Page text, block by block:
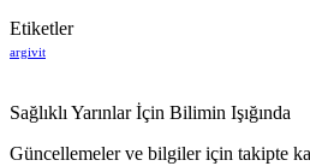
Etiketler
argivit
Sağlıklı Yarınlar İçin Bilimin Işığında
Güncellemeler ve bilgiler için takipte